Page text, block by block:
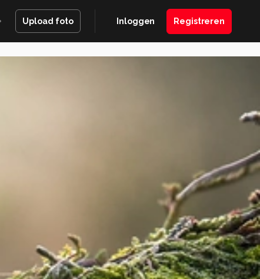
Upload foto Inloggen Registreren